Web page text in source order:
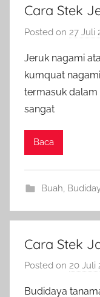
Cara Stek
Posted on 27 Juli
Jeruk nagami
kumquat
termasuk dalam
sangat
Baca
Buah
Cara Stek
Posted on 20 Juli
Budidaya